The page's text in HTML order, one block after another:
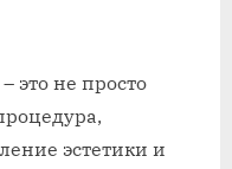
это не просто
эстетики и